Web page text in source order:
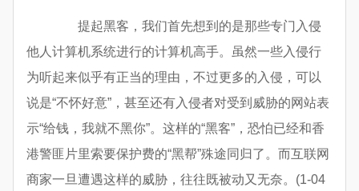
提起黑客，我们首先想到的是那些专门入侵
他人计算机系统进行的计算机高手。虽然一些入侵行
为听起来似乎有正当的理由，不过更多的入侵，可以
说是“不怀好意”，甚至还有入侵者对受到威胁的网站表
示“给钱，我就不黑你”。这样的“黑客”，恐怕已经和香
港警匪片里索要保护费的“黑帮”殊途同归了。而互联网
商家一旦遭遇这样的威胁，往往既被动又无奈。(1-04